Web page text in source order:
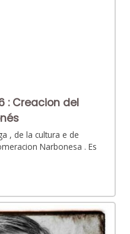
: Creacion del
, de la cultura e de
Narbonesa . Es